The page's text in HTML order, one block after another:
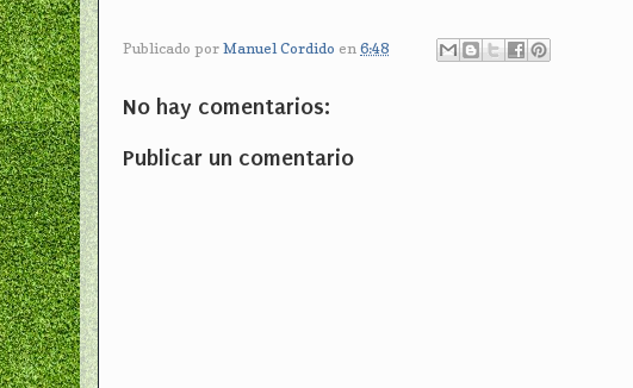
Publicado por Manuel Cordido en 6:48
No hay comentarios:
Publicar un comentario